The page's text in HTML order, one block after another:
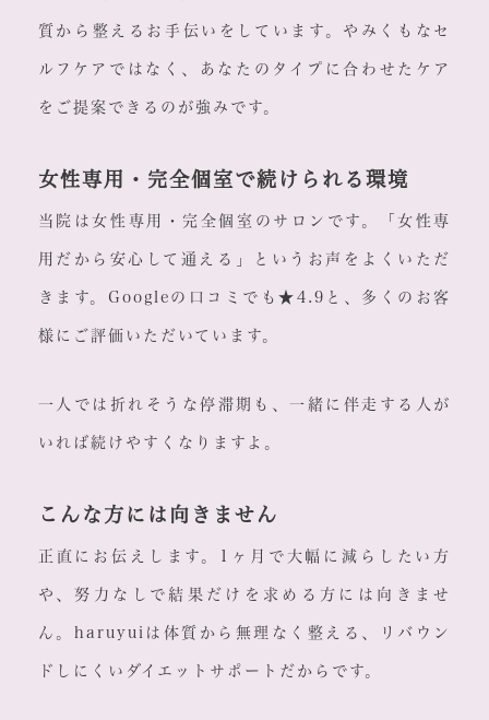
質から整えるお手伝いをしています。やみくもなセ
ルフケアではなく、あなたのタイプに合わせたケア
をご提案できるのが強みです。
女性専用・完全個室で続けられる環境
当院は女性専用・完全個室のサロンです。「女性専
用だから安心して通える」というお声をよくいただ
きます。Googleの口コミでも★4.9と、多くのお客
様にご評価いただいています。
一人では折れそうな停滞期も、一緒に伴走する人が
いれば続けやすくなりますよ。
こんな方には向きません
正直にお伝えします。1ヶ月で大幅に減らしたい方
や、努力なしで結果だけを求める方には向きませ
ん。haruyuiは体質から無理なく整える、リバウン
ドしにくいダイエットサポートだからです。